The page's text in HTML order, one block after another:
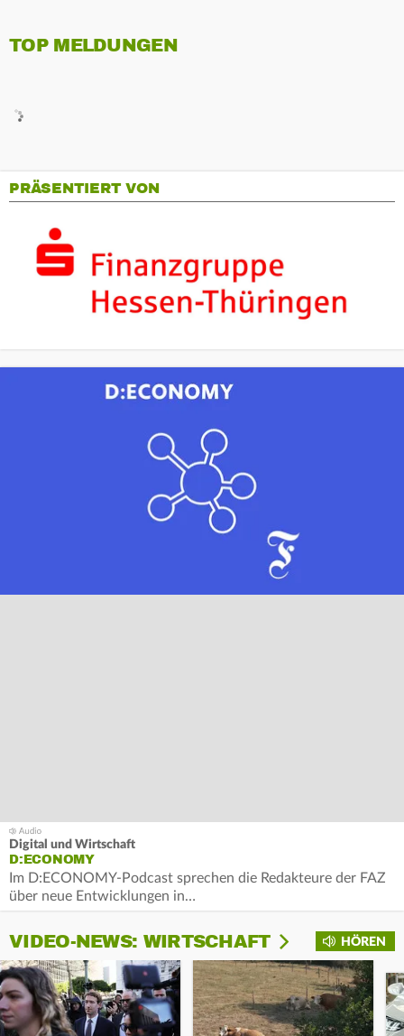
TOP MELDUNGEN
PRÄSENTIERT VON
Digital und Wirtschaft
D:ECONOMY
Im D:ECONOMY-Podcast sprechen die Redakteure der FAZ
über neue Entwicklungen in…
HÖREN
VIDEO-NEWS: WIRTSCHAFT